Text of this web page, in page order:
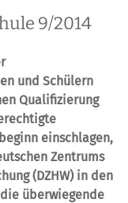
9/2014
und Schülern
Qualifizierung
einschlagen,
Zentrums
(DZHW) in den
überwiegende